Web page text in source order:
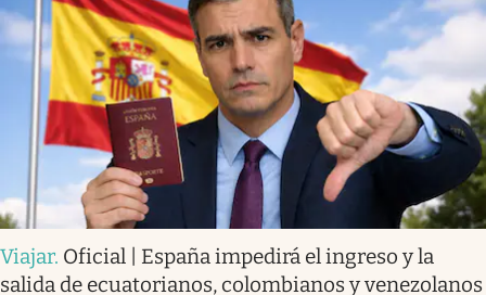
Viajar. Oficial | España impedirá el ingreso y la
salida de ecuatorianos, colombianos y venezolanos